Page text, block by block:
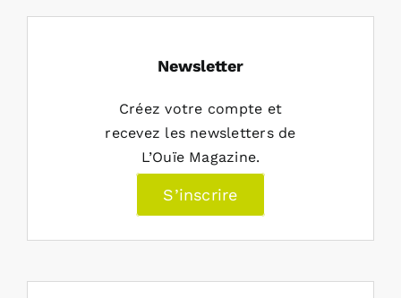
Newsletter
Créez votre compte et
recevez les newsletters de
L’Ouïe Magazine.
S’inscrire